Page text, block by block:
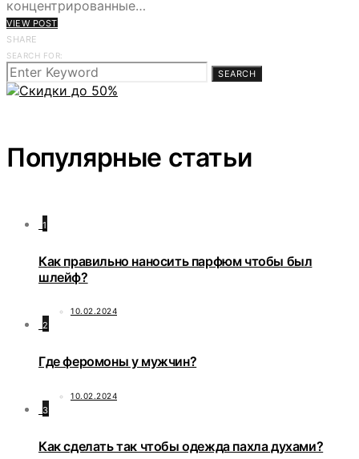
концентрированные…
VIEW POST
SHARE
SEARCH FOR:
SEARCH
Популярные статьи
1
Как правильно наносить парфюм чтобы был
шлейф?
10.02.2024
2
Где феромоны у мужчин?
10.02.2024
3
Как сделать так чтобы одежда пахла духами?